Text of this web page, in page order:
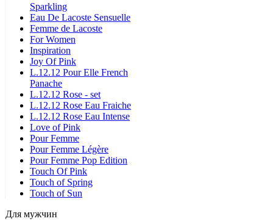
Sparkling
Eau De Lacoste Sensuelle
Femme de Lacoste
For Women
Inspiration
Joy Of Pink
L.12.12 Pour Elle French
Panache
L.12.12 Rose - set
L.12.12 Rose Eau Fraiche
L.12.12 Rose Eau Intense
Love of Pink
Pour Femme
Pour Femme Légère
Pour Femme Pop Edition
Touch Of Pink
Touch of Spring
Touch of Sun
Для мужчин